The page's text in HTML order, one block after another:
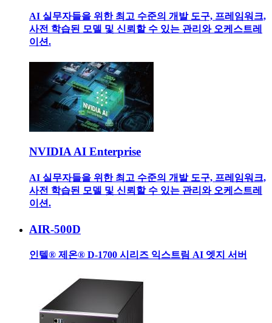
AI 실무자들을 위한 최고 수준의 개발 도구, 프레임워크,
사전 학습된 모델 및 신뢰할 수 있는 관리와 오케스트레
이션.
NVIDIA AI Enterprise
AI 실무자들을 위한 최고 수준의 개발 도구, 프레임워크,
사전 학습된 모델 및 신뢰할 수 있는 관리와 오케스트레
이션.
AIR-500D
인텔® 제온® D-1700 시리즈 익스트림 AI 엣지 서버